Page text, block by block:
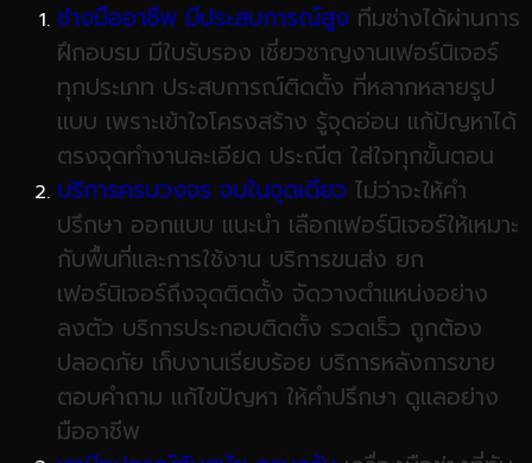
ช่างมืออาชีพ มีประสบการณ์สูง ทีมช่างได้ผ่านการ
ฝึกอบรม มีใบรับรอง เชี่ยวชาญงานเฟอร์นิเจอร์
ทุกประเภท ประสบการณ์ติดตั้ง ที่หลากหลายรูป
แบบ เพราะเข้าใจโครงสร้าง รู้จุดอ่อน แก้ปัญหาได้
ตรงจุดทำงานละเอียด ประณีต ใส่ใจทุกขั้นตอน
บริการครบวงจร จบในจุดเดียว ไม่ว่าจะให้คำ
ปรึกษา ออกแบบ แนะนำ เลือกเฟอร์นิเจอร์ให้เหมาะ
กับพื้นที่และการใช้งาน บริการขนส่ง ยก
เฟอร์นิเจอร์ถึงจุดติดตั้ง จัดวางตำแหน่งอย่าง
ลงตัว บริการประกอบติดตั้ง รวดเร็ว ถูกต้อง
ปลอดภัย เก็บงานเรียบร้อย บริการหลังการขาย
ตอบคำถาม แก้ไขปัญหา ให้คำปรึกษา ดูแลอย่าง
มืออาชีพ